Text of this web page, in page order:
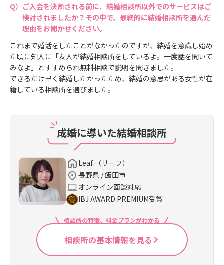
ご入会を決断される前に、結婚相談所以外でのサービスはご
検討されましたか？その中で、最終的に結婚相談所を選んだ
理由をお聞かせください。
これまで婚活をしたことがなかったのですが、結婚を意識し始め
た頃に知人に「友人が結婚相談所をしているよ。一度話を聞いて
みなよ」とすすめられ無料相談で説明を聞きました。
できるだけ早く結婚したかったため、結婚の意思がある女性が在
籍している相談所を選びました。
成婚に導いた結婚相談所
Leaf （リーフ）
長野県 / 飯田市
オンライン面談対応
IBJ AWARD PREMIUM受賞
相談所の特徴、料金プランがわかる
相談所の基本情報を見る